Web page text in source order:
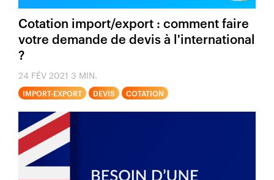
Cotation import/export : comment faire
votre demande de devis à l'international
?
24 FÉV 2021 3 MIN.
IMPORT-EXPORT DEVIS COTATION